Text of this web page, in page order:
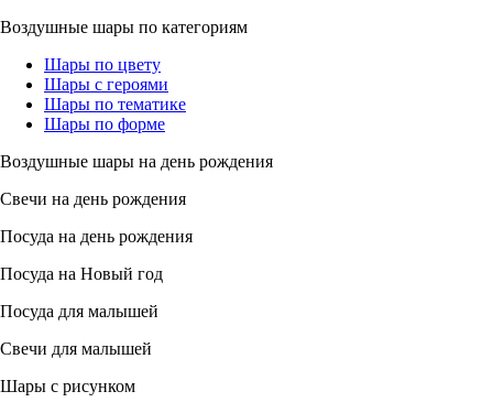
Воздушные шары по категориям
Шары по цвету
Шары с героями
Шары по тематике
Шары по форме
Воздушные шары на день рождения
Свечи на день рождения
Посуда на день рождения
Посуда на Новый год
Посуда для малышей
Свечи для малышей
Шары с рисунком